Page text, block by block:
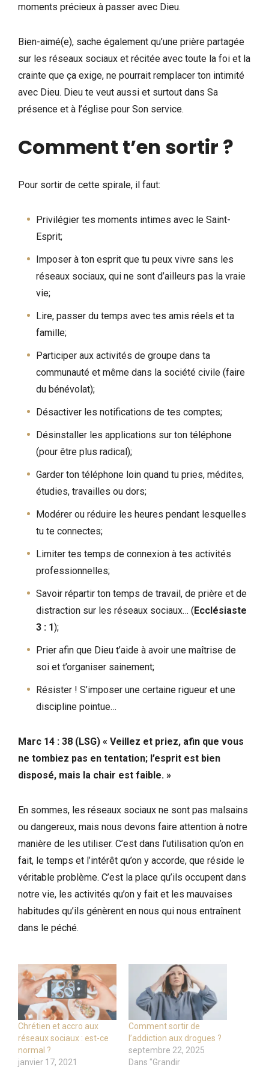
moments précieux à passer avec Dieu.
Bien-aimé(e), sache également qu’une prière partagée
sur les réseaux sociaux et récitée avec toute la foi et la
crainte que ça exige, ne pourrait remplacer ton intimité
avec Dieu. Dieu te veut aussi et surtout dans Sa
présence et à l’église pour Son service.
Comment t’en sortir ?
Pour sortir de cette spirale, il faut:
Privilégier tes moments intimes avec le Saint-
Esprit;
Imposer à ton esprit que tu peux vivre sans les
réseaux sociaux, qui ne sont d’ailleurs pas la vraie
vie;
Lire, passer du temps avec tes amis réels et ta
famille;
Participer aux activités de groupe dans ta
communauté et même dans la société civile (faire
du bénévolat);
Désactiver les notifications de tes comptes;
Désinstaller les applications sur ton téléphone
(pour être plus radical);
Garder ton téléphone loin quand tu pries, médites,
étudies, travailles ou dors;
Modérer ou réduire les heures pendant lesquelles
tu te connectes;
Limiter tes temps de connexion à tes activités
professionnelles;
Savoir répartir ton temps de travail, de prière et de
distraction sur les réseaux sociaux… (Ecclésiaste
3 : 1);
Prier afin que Dieu t’aide à avoir une maîtrise de
soi et t’organiser sainement;
Résister ! S’imposer une certaine rigueur et une
discipline pointue…
Marc 14 : 38 (LSG) « Veillez et priez, afin que vous
ne tombiez pas en tentation; l’esprit est bien
disposé, mais la chair est faible. »
En sommes, les réseaux sociaux ne sont pas malsains
ou dangereux, mais nous devons faire attention à notre
manière de les utiliser. C’est dans l’utilisation qu’on en
fait, le temps et l’intérêt qu’on y accorde, que réside le
véritable problème. C’est la place qu’ils occupent dans
notre vie, les activités qu’on y fait et les mauvaises
habitudes qu’ils génèrent en nous qui nous entraînent
dans le péché.
Chrétien et accro aux
réseaux sociaux : est-ce
normal ?
janvier 17, 2021
Comment sortir de
l’addiction aux drogues ?
septembre 22, 2025
Dans "Grandir